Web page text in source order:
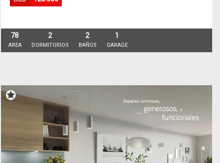
78
AREA
2
DORMITORIOS
2
BAÑOS
1
GARAGE